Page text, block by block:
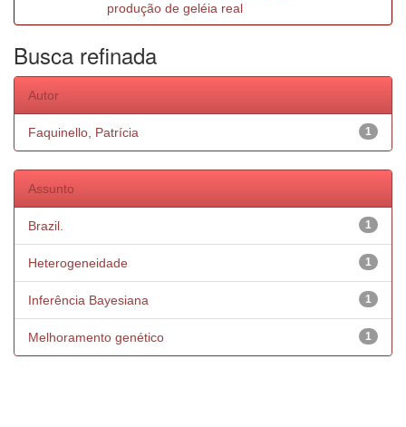
produção de geléia real
Busca refinada
Autor
1
Faquinello, Patrícia
Assunto
1
Brazil.
1
Heterogeneidade
1
Inferência Bayesiana
1
Melhoramento genético